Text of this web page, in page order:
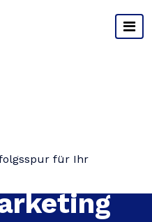
für Ihr
Archiv: